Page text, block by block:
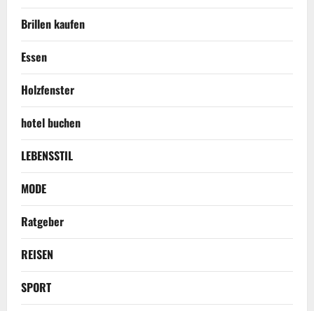
Brillen kaufen
Essen
Holzfenster
hotel buchen
LEBENSSTIL
MODE
Ratgeber
REISEN
SPORT